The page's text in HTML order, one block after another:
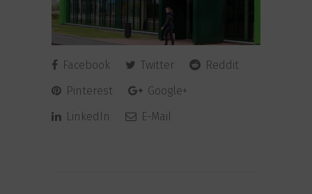
Facebook Twitter
Reddit
Pinterest
Google+
LinkedIn
E-Mail